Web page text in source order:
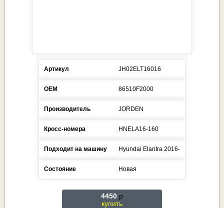
Артикул JH02ELT16016
ОЕМ 86510F2000
Производитель JORDEN
Кросс-номера HNELA16-160
Подходит на машину Hyundai Elantra 2016-
Состояние Новая
4450 p
купить